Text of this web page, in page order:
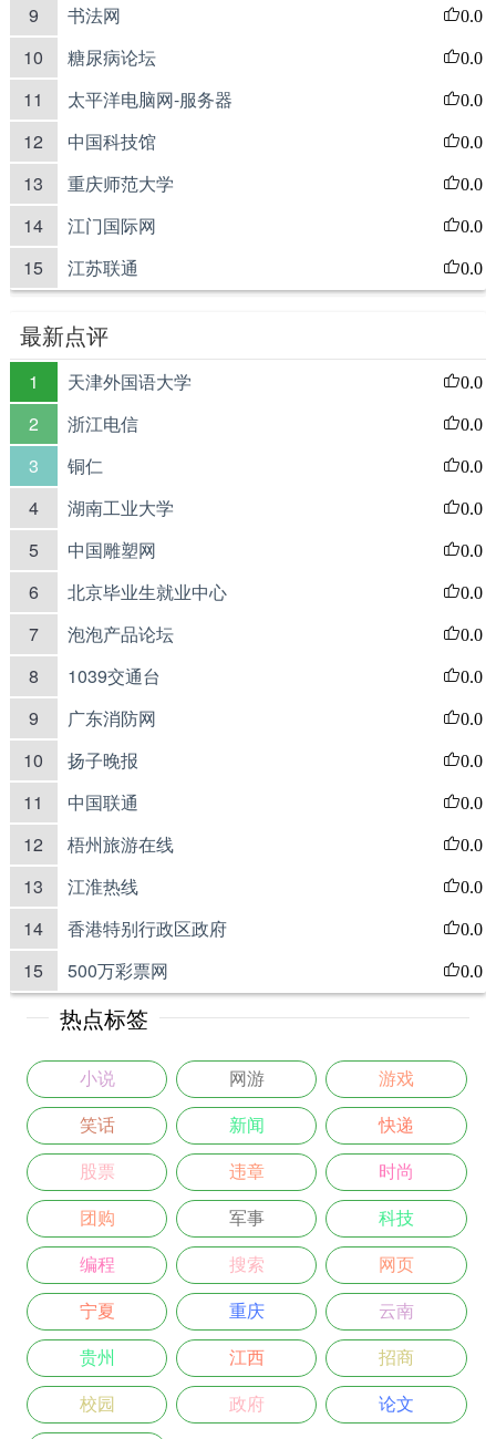
9 书法网 0.0
10 糖尿病论坛 0.0
11 太平洋电脑网-服务器 0.0
12 中国科技馆 0.0
13 重庆师范大学 0.0
14 江门国际网 0.0
15 江苏联通 0.0
最新点评
1 天津外国语大学 0.0
2 浙江电信 0.0
3 铜仁 0.0
4 湖南工业大学 0.0
5 中国雕塑网 0.0
6 北京毕业生就业中心 0.0
7 泡泡产品论坛 0.0
8 1039交通台 0.0
9 广东消防网 0.0
10 扬子晚报 0.0
11 中国联通 0.0
12 梧州旅游在线 0.0
13 江淮热线 0.0
14 香港特别行政区政府 0.0
15 500万彩票网 0.0
热点标签
小说 网游 游戏
笑话 新闻 快递
股票 违章 时尚
团购 军事 科技
编程 搜索 网页
宁夏 重庆 云南
贵州 江西 招商
校园 政府 论文